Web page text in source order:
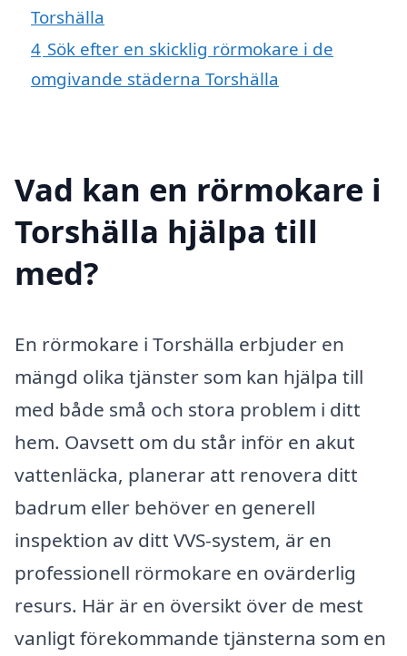
Torshälla
4 Sök efter en skicklig rörmokare i de
omgivande städerna Torshälla
Vad kan en rörmokare i
Torshälla hjälpa till
med?
En rörmokare i Torshälla erbjuder en
mängd olika tjänster som kan hjälpa till
med både små och stora problem i ditt
hem. Oavsett om du står inför en akut
vattenläcka, planerar att renovera ditt
badrum eller behöver en generell
inspektion av ditt VVS-system, är en
professionell rörmokare en ovärderlig
resurs. Här är en översikt över de mest
vanligt förekommande tjänsterna som en